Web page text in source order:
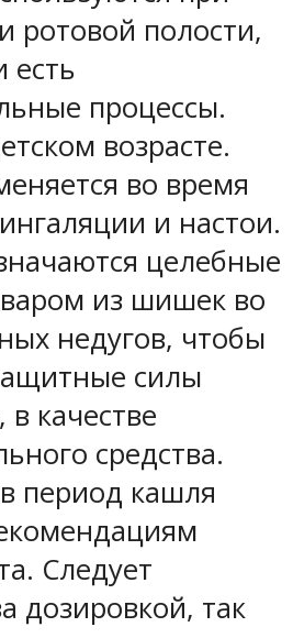
ротовой полости,
есть
процессы.
возрасте.
во время
и настои.
целебные
из шишек во
недугов, чтобы
силы
качестве
средства.
период кашля
Следует
дозировкой, так